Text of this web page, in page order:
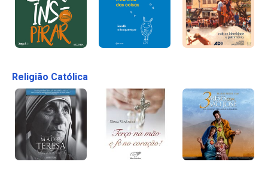
Religião Católica